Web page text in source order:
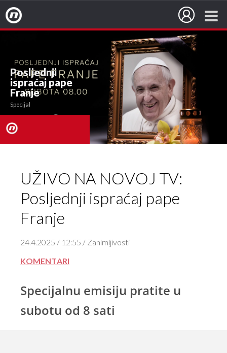
Posljednji
ispraćaj pape
Franje
Specijal
UŽIVO NA NOVOJ TV:
Posljednji ispraćaj pape
Franje
24.4.2025 / 12:55 / Zanimljivosti
KOMENTARI
Specijalnu emisiju pratite u
subotu od 8 sati